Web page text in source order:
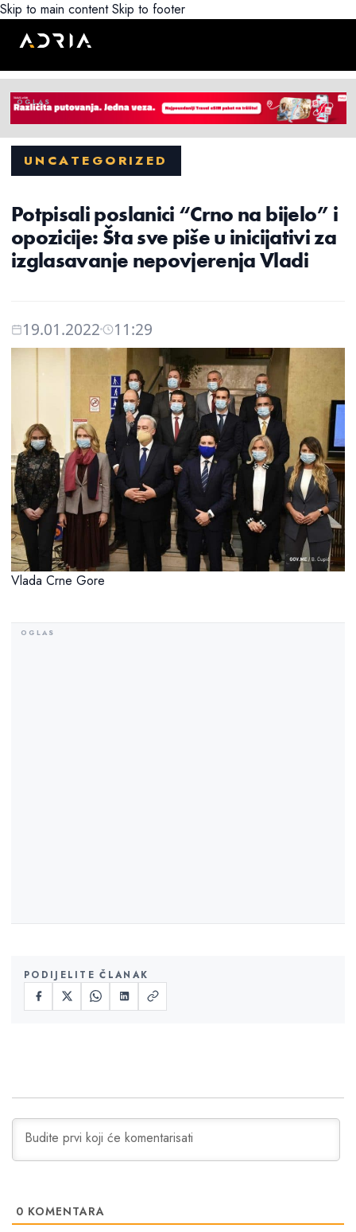
Skip to main content Skip to footer
UNCATEGORIZED
Potpisali poslanici “Crno na bijelo” i
opozicije: Šta sve piše u inicijativi za
izglasavanje nepovjerenja Vladi
19.01.2022 11:29
Vlada Crne Gore
PODIJELITE ČLANAK
0 KOMENTARA